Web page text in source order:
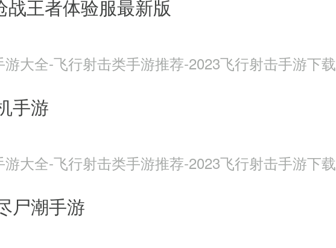
战王者体验服最新版
大全-飞行射击类手游推荐-2023飞行射击手游下载
手游
大全-飞行射击类手游推荐-2023飞行射击手游下载
尸潮手游